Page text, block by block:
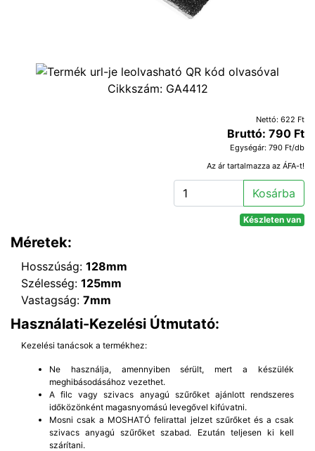
Cikkszám: GA4412
Nettó: 622 Ft
Bruttó: 790 Ft
Egységár: 790 Ft/db
Az ár tartalmazza az ÁFA-t!
Kosárba
Készleten van
Méretek:
Hosszúság: 128mm
Szélesség: 125mm
Vastagság: 7mm
Használati-Kezelési Útmutató:
Kezelési tanácsok a termékhez:
Ne használja, amennyiben sérült, mert a készülék
meghibásodásához vezethet.
A filc vagy szivacs anyagú szűrőket ajánlott rendszeres
időközönként magasnyomású levegővel kifúvatni.
Mosni csak a MOSHATÓ felirattal jelzet szűrőket és a csak
szivacs anyagú szűrőket szabad. Ezután teljesen ki kell
szárítani.